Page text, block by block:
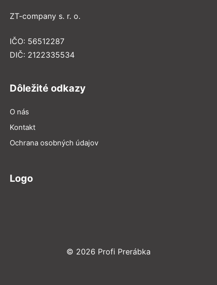
ZT-company s. r. o.
IČO: 56512287
DIČ: 2122335534
Dôležité odkazy
O nás
Kontakt
Ochrana osobných údajov
Logo
© 2026 Profi Prerábka